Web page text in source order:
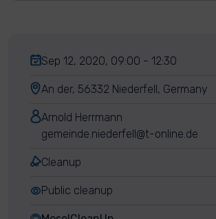
Sep 12, 2020, 09:00 - 12:30
An der, 56332 Niederfell, Germany
Arnold Herrmann
gemeinde.niederfell@t-online.de
Cleanup
Public cleanup